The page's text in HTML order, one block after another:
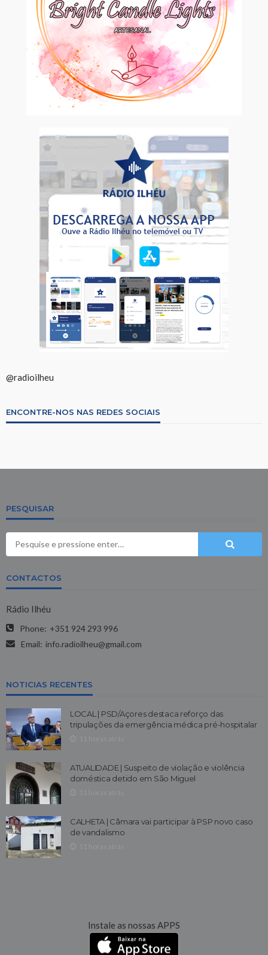
@radioilheu
ENCONTRE-NOS NAS REDES SOCIAIS
PESQUISAR
CONTACTOS
Rádio Ilhéu
Phone: +351 924 293 996
Email: info.radioilheu@gmail.com
NOTICIAS RECENTES
LOCAL | PSD/Açores destaca reforço das
tripulações da emergência médica pré-hospitalar
ATUALIDADE | Suspeito de violação e violência
doméstica detido em São Miguel
CALHETA | Câmara vai participar à PSP novo caso
de vandalismo
Instale as nossas APPS